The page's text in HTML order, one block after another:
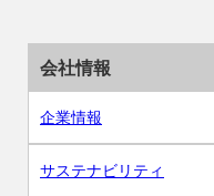
会社情報
企業情報
サステナビリティ